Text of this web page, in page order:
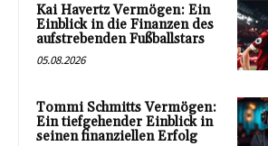
Kai Havertz Vermögen: Ein
Einblick in die Finanzen des
aufstrebenden Fußballstars
05.08.2026
Tommi Schmitts Vermögen:
Ein tiefgehender Einblick in
seinen finanziellen Erfolg